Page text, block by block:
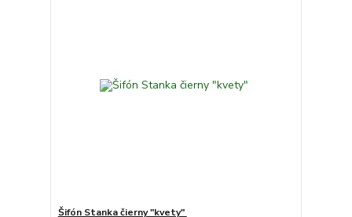
Šifón Stanka čierny "kvety"